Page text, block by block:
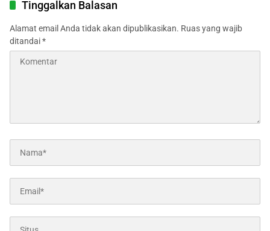
Tinggalkan Balasan
Alamat email Anda tidak akan dipublikasikan. Ruas yang wajib
ditandai*